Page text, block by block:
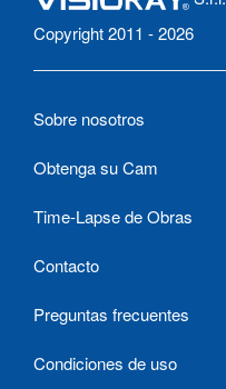
Copyright 2011 - 2026
Sobre nosotros
Obtenga su Cam
Time-Lapse de Obras
Contacto
Preguntas frecuentes
Condiciones de uso